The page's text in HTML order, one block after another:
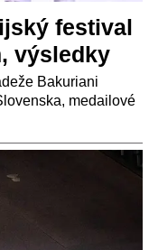
festival
výsledky
Bakuriani
medailové